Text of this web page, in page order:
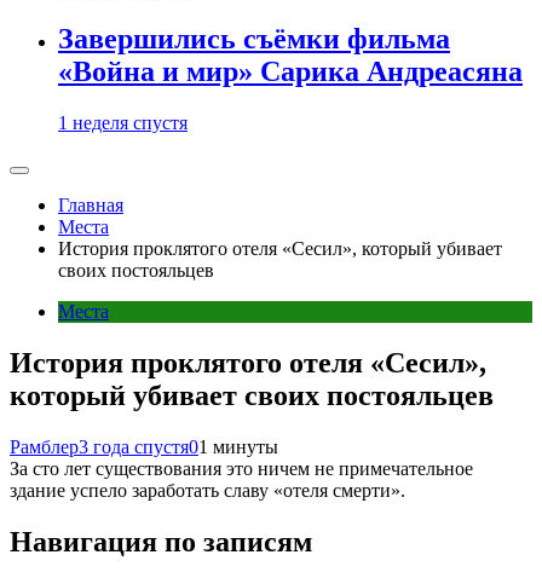
Завершились съёмки фильма
«Война и мир» Сарика Андреасяна
1 неделя спустя
Главная
Места
История проклятого отеля «Сесил», который убивает
своих постояльцев
Места
История проклятого отеля «Сесил»,
который убивает своих постояльцев
Рамблер3 года спустя01 минуты
За сто лет существования это ничем не примечательное
здание успело заработать славу «отеля смерти».
Навигация по записям